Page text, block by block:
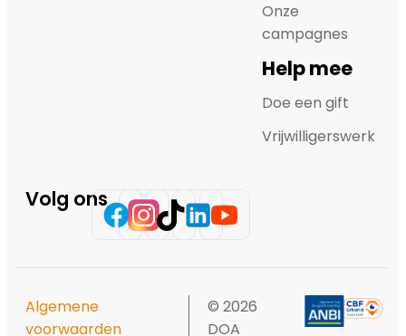
Onze
campagnes
Help mee
Doe een gift
Vrijwilligerswerk
Volg ons
© 2026
DOA
Algemene
voorwaarden